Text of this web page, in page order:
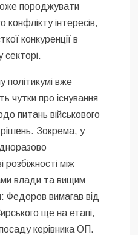
породжувати
інтересів,
конкуренції в
політикумі вже
чутки про існування
питань військового
Зокрема, у
між
влади та вищим
Федоров вимагав від
ще на етапі,
керівника ОП.